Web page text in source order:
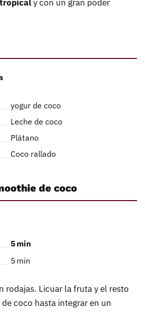
y con un gran poder
yogur de coco
Leche de coco
Plátano
Coco rallado
de coco
5 min
5 min
rodajas. Licuar la fruta y el resto
coco hasta integrar en un